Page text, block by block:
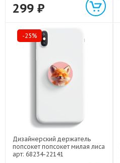
299 ₽
-25%
Дизайнерский держатель
попсокет попсокет милая лиса
арт: 68234-22141